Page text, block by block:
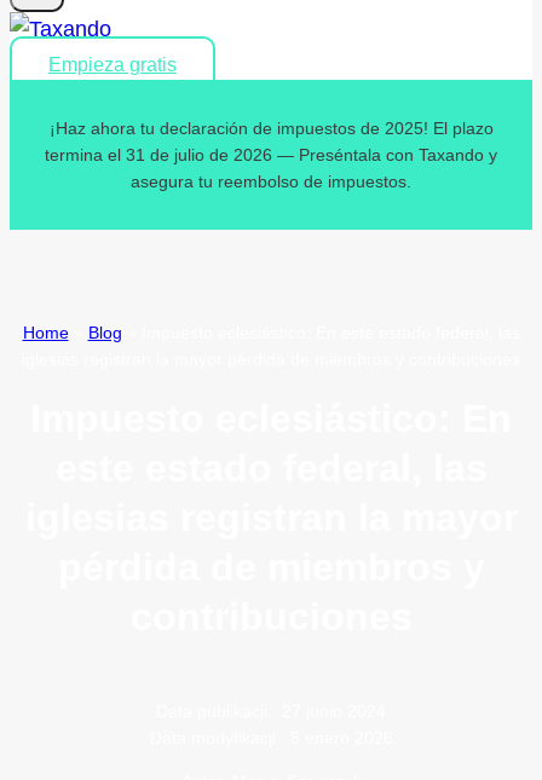
Empieza gratis
¡Haz ahora tu declaración de impuestos de 2025! El plazo
termina el 31 de julio de 2026 — Preséntala con Taxando y
asegura tu reembolso de impuestos.
Home» Blog